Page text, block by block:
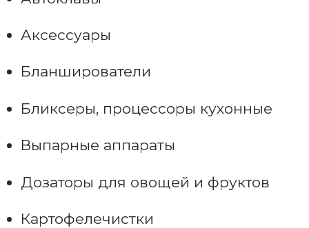
Аксессуары
Бланширователи
Бликсеры, процессоры кухонные
Выпарные аппараты
Дозаторы для овощей и фруктов
Картофелечистки